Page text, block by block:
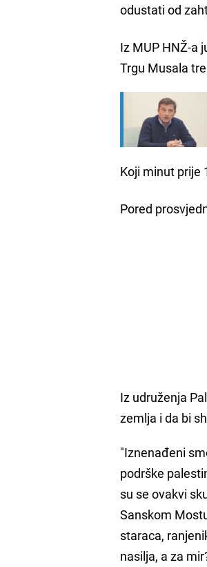
odustati od
Iz MUP HNŽ-a
Trgu Musala
Koji minut prije
Pored
Iz udruženja
zemlja i da bi
"Iznenađeni
podrške
su se ovakvi
Sanskom
staraca,
nasilja, a za